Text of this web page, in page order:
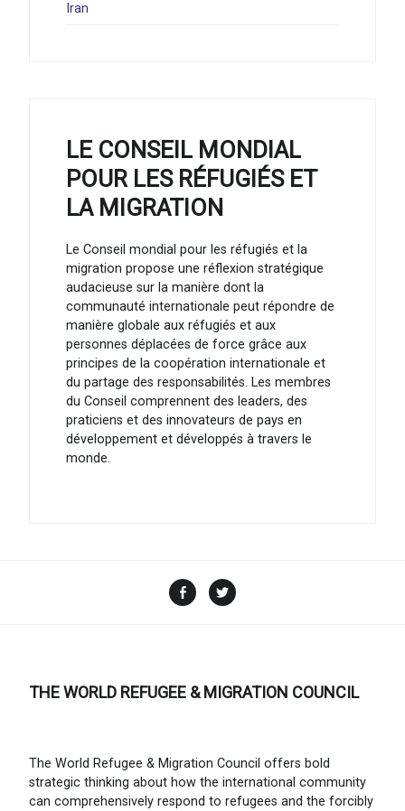
Iran
LE CONSEIL MONDIAL
POUR LES RÉFUGIÉS ET
LA MIGRATION
Le Conseil mondial pour les réfugiés et la
migration propose une réflexion stratégique
audacieuse sur la manière dont la
communauté internationale peut répondre de
manière globale aux réfugiés et aux
personnes déplacées de force grâce aux
principes de la coopération internationale et
du partage des responsabilités. Les membres
du Conseil comprennent des leaders, des
praticiens et des innovateurs de pays en
développement et développés à travers le
monde.
Facebook
THE WORLD REFUGEE & MIGRATION COUNCIL
The World Refugee & Migration Council offers bold
strategic thinking about how the international community
can comprehensively respond to refugees and the forcibly